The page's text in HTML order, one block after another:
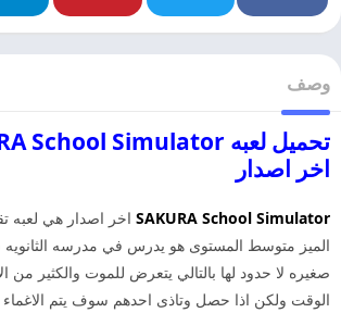
وصف
اخر اصدار
SAKURA School Simulator اخر اصدار هي لعبه
الميز متوسط المستوى هو يدرس في مدرسه الثانويه
صغيره لا حدود لها بالتالي يتعرض للموت والكثير من
الوقت ولكن اذا حصل وتاذى احدهم سوف يتم